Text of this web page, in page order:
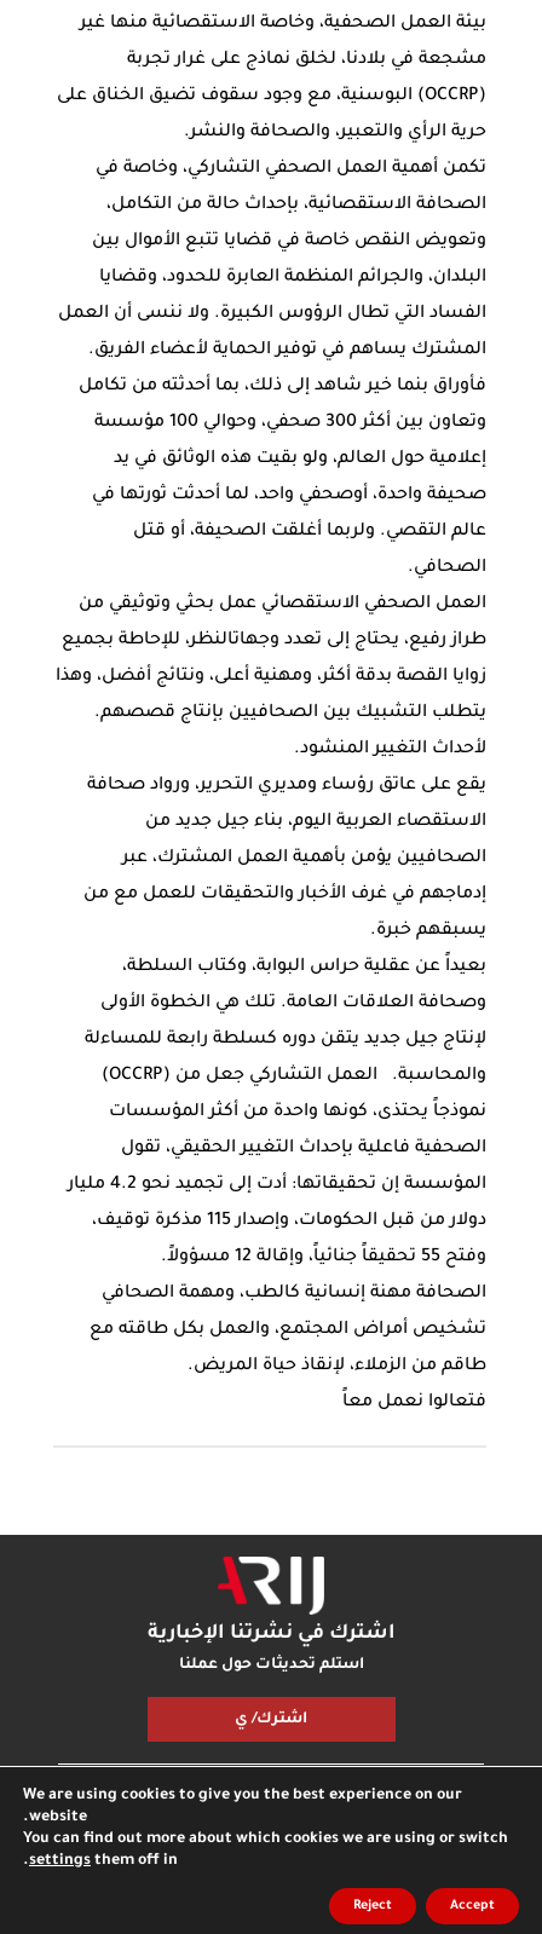
بيئة العمل الصحفية، وخاصة الاستقصائية منها غير
مشجعة في بلادنا، لخلق نماذج على غرار تجربة
(OCCRP) البوسنية، مع وجود سقوف تضيق الخناق على
حرية الرأي والتعبير، والصحافة والنشر.
تكمن أهمية العمل الصحفي التشاركي، وخاصة في
الصحافة الاستقصائية، بإحداث حالة من التكامل،
وتعويض النقص خاصة في قضايا تتبع الأموال بين
البلدان، والجرائم المنظمة العابرة للحدود، وقضايا
الفساد التي تطال الرؤوس الكبيرة. ولا ننسى أن العمل
المشترك يساهم في توفير الحماية لأعضاء الفريق.
فأوراق بنما خير شاهد إلى ذلك، بما أحدثته من تكامل
وتعاون بين أكثر 300 صحفي، وحوالي 100 مؤسسة
إعلامية حول العالم، ولو بقيت هذه الوثائق في يد
صحيفة واحدة، أوصحفي واحد، لما أحدثت ثورتها في
عالم التقصي. ولربما أغلقت الصحيفة، أو قتل
الصحافي.
العمل الصحفي الاستقصائي عمل بحثي وتوثيقي من
طراز رفيع، يحتاج إلى تعدد وجهاتالنظر، للإحاطة بجميع
زوايا القصة بدقة أكثر، ومهنية أعلى، ونتائج أفضل، وهذا
يتطلب التشبيك بين الصحافيين بإنتاج قصصهم.
لأحداث التغيير المنشود.
يقع على عاتق رؤساء ومديري التحرير، ورواد صحافة
الاستقصاء العربية اليوم، بناء جيل جديد من
الصحافيين يؤمن بأهمية العمل المشترك، عبر
إدماجهم في غرف الأخبار والتحقيقات للعمل مع من
يسبقهم خبرة.
بعيداً عن عقلية حراس البوابة، وكتاب السلطة،
وصحافة العلاقات العامة. تلك هي الخطوة الأولى
لإنتاج جيل جديد يتقن دوره كسلطة رابعة للمساءلة
والمحاسبة. العمل التشاركي جعل من (OCCRP)
نموذجاً يحتذى، كونها واحدة من أكثر المؤسسات
الصحفية فاعلية بإحداث التغيير الحقيقي، تقول
المؤسسة إن تحقيقاتها: أدت إلى تجميد نحو 4.2 مليار
دولار من قبل الحكومات، وإصدار 115 مذكرة توقيف،
وفتح 55 تحقيقاً جنائياً، وإقالة 12 مسؤولاً.
الصحافة مهنة إنسانية كالطب، ومهمة الصحافي
تشخيص أمراض المجتمع، والعمل بكل طاقته مع
طاقم من الزملاء، لإنقاذ حياة المريض.
فتعالوا نعمل معاً
اشترك في نشرتنا الإخبارية
استلم تحديثات حول عملنا
اشترك/ ي
مكتبة أريجبودكاست أريجاتصل بناشارك معنا
الخصوصية
انترناشونال
We are using cookies to give you the best experience on our
website.
You can find out more about which cookies we are using or switch
them off in
settings
.
Accept
Reject